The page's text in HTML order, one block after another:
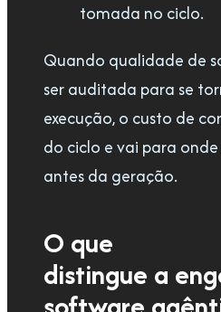
tomada no ciclo.
Quando qualidade de
ser auditada para se
execução, o custo de
do ciclo e vai para
antes da geração.
O que
distingue a